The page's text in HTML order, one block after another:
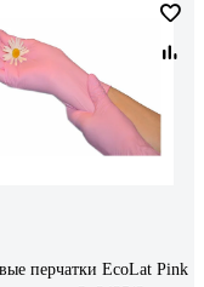
перчатки EcoLat Pink